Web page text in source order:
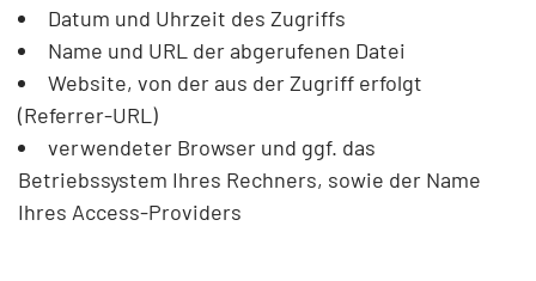
Datum und Uhrzeit des Zugriffs
Name und URL der abgerufenen Datei
Website, von der aus der Zugriff erfolgt
(Referrer-URL)
verwendeter Browser und ggf. das
Betriebssystem Ihres Rechners, sowie der Name
Ihres Access-Providers